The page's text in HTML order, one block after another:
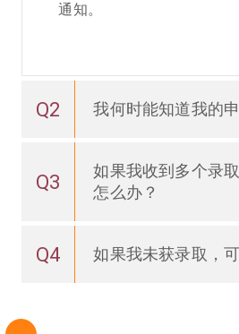
通知。
Q2 我何时能知道我的
Q3
如果我收到多个录
怎么办？
Q4 如果我未获录取，